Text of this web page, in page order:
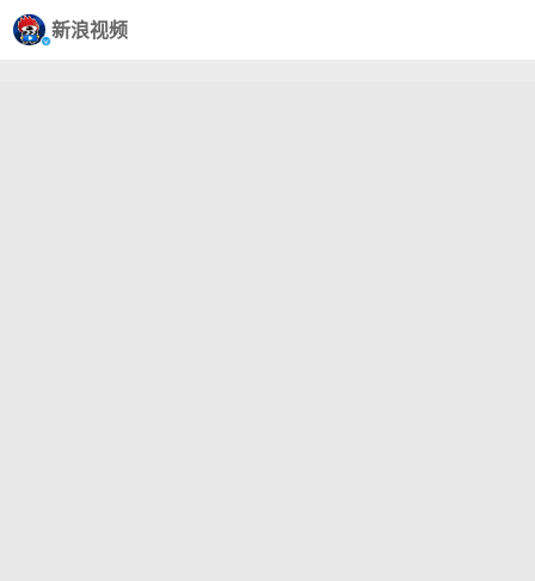
新浪视频